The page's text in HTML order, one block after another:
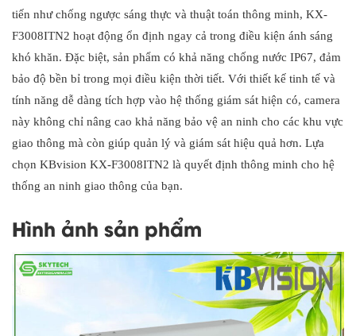
tiến như chống ngược sáng thực và thuật toán thông minh, KX-
F3008ITN2 hoạt động ổn định ngay cả trong điều kiện ánh sáng
khó khăn. Đặc biệt, sản phẩm có khả năng chống nước IP67, đảm
bảo độ bền bỉ trong mọi điều kiện thời tiết. Với thiết kế tinh tế và
tính năng dễ dàng tích hợp vào hệ thống giám sát hiện có, camera
này không chỉ nâng cao khả năng bảo vệ an ninh cho các khu vực
giao thông mà còn giúp quản lý và giám sát hiệu quả hơn. Lựa
chọn KBvision KX-F3008ITN2 là quyết định thông minh cho hệ
thống an ninh giao thông của bạn.
Hình ảnh sản phẩm